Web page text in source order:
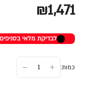
₪1,471
לבדיקת מלאי בסניפים
כמות: